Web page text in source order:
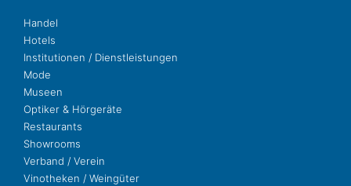
Handel
Hotels
Insti­tu­tio­nen / Dienstleistungen
Mode
Museen
Opti­ker & Hörgeräte
Restau­rants
Show­rooms
Ver­band / Verein
Vino­the­ken / Weingüter